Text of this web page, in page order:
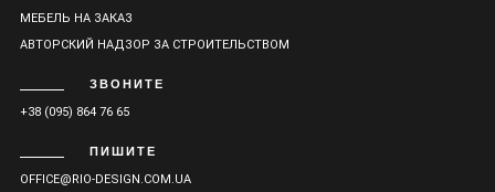
МЕБЕЛЬ НА ЗАКАЗ
АВТОРСКИЙ НАДЗОР ЗА СТРОИТЕЛЬСТВОМ
ЗВОНИТЕ
+38 (095) 864 76 65
ПИШИТЕ
OFFICE@RIO-DESIGN.COM.UA